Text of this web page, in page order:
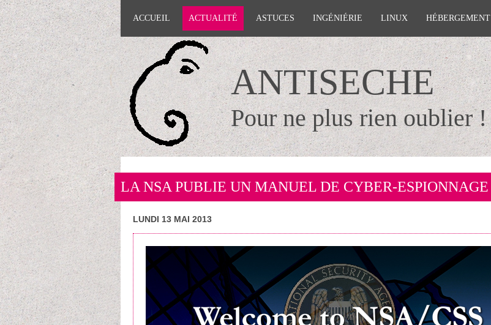
ACCUEIL ACTUALITÉ ASTUCES INGÉNIÉRIE LINUX HÉBERGEMENT
ANTISECHE
Pour ne plus rien oublier !
LA NSA PUBLIE UN MANUEL DE CYBER-ESPIONNAGE
LUNDI 13 MAI 2013